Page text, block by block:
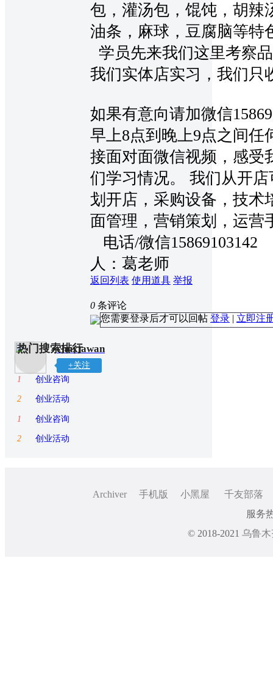
包，灌汤包，馄饨，胡辣
油条，麻球，豆腐脑等特
学员先来我们这里考察
我们实体店实习，我们
如果有意向请加微信
早上8点到晚上9点之间任
接面对面微信视频，感受
们学习情况。 我们从开
划开店，采购设备，技术
面管理，营销策划，运营
电话/微信
人：葛老师
返回列表 使用道具 举报
0 条评论
您需要登录后才可以回帖 登录 | 立即注
chuxiawan
+关注
热门搜索排行
1 创业咨询
2 创业活动
1 创业咨询
2 创业活动
Archiver 手机版 小黑屋
千友部落
服务
© 2018-2021 乌鲁